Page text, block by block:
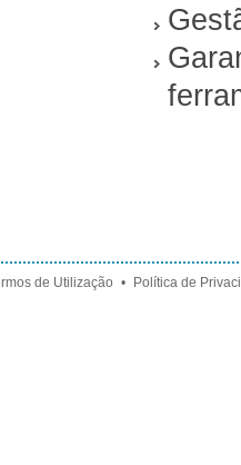
de Utilização • Política de